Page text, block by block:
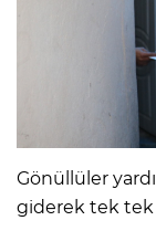
Gönüllüler
giderek tek tek